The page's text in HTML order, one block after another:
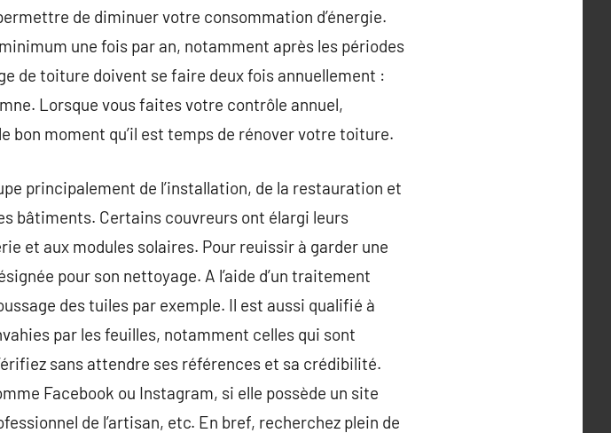
de diminuer votre consommation d’énergie.
une fois par an, notamment après les périodes
de toiture doivent se faire deux fois annuellement :
Lorsque vous faites votre contrôle annuel,
bon moment qu’il est temps de rénover votre toiture.
principalement de l’installation, de la restauration et
bâtiments. Certains couvreurs ont élargi leurs
et aux modules solaires. Pour reuissir à garder une
pour son nettoyage. A l’aide d’un traitement
des tuiles par exemple. Il est aussi qualifié à
par les feuilles, notamment celles qui sont
sans attendre ses références et sa crédibilité.
Facebook ou Instagram, si elle possède un site
de l’artisan, etc. En bref, recherchez plein de